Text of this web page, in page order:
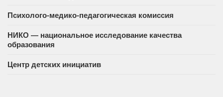
Психолого-медико-педагогическая комиссия
НИКО — национальное исследование качества
образования
Центр детских инициатив